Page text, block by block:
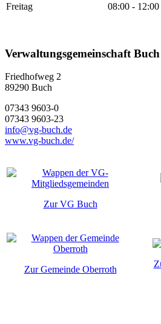
Freitag 08:00 -
Verwaltungsgemeinschaft Buch
Friedhofweg 2
89290 Buch
07343 9603-0
07343 9603-23
info@vg-buch.de
www.vg-buch.de/
Zur VG Buch
Zur Gemeinde Oberroth